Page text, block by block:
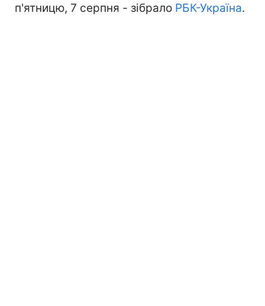
п'ятницю, 7 серпня - зібрало РБК-Україна.